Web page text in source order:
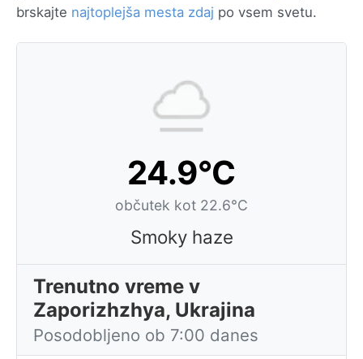
brskajte najtoplejša mesta zdaj po vsem svetu.
24.9°C
občutek kot 22.6°C
Smoky haze
Trenutno vreme v
Zaporizhzhya, Ukrajina
Posodobljeno ob 7:00 danes